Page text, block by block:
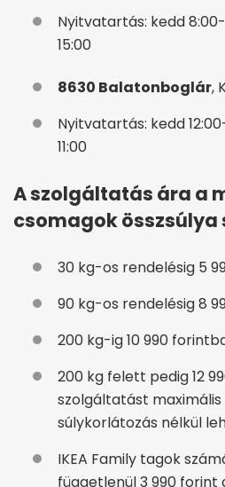
Nyitvatartás: kedd 8:00-
15:00
8630 Balatonboglár,
Nyitvatartás: kedd
11:00
A szolgáltatás ára a
csomagok összsúlya
30 kg-os rendelésig 5
90 kg-os rendelésig 8
200 kg-ig 10 990
200 kg felett pedig 12
szolgáltatást
súlykorlátozás nélkül
IKEA Family tagok
függetlenül 3 990 forint